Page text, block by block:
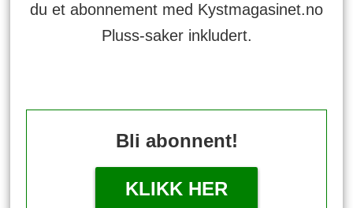
du et abonnement med Kystmagasinet.no
Pluss-saker inkludert.
Bli abonnent!
KLIKK HER